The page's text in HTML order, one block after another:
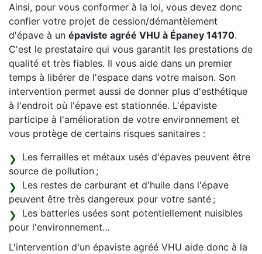
Ainsi, pour vous conformer à la loi, vous devez donc
confier votre projet de cession/démantèlement
d'épave à un épaviste agréé VHU à Épaney 14170.
C'est le prestataire qui vous garantit les prestations de
qualité et très fiables. Il vous aide dans un premier
temps à libérer de l'espace dans votre maison. Son
intervention permet aussi de donner plus d'esthétique
à l'endroit où l'épave est stationnée. L'épaviste
participe à l'amélioration de votre environnement et
vous protège de certains risques sanitaires :
Les ferrailles et métaux usés d'épaves peuvent être
source de pollution ;
Les restes de carburant et d'huile dans l'épave
peuvent être très dangereux pour votre santé ;
Les batteries usées sont potentiellement nuisibles
pour l'environnement…
L'intervention d'un épaviste agréé VHU aide donc à la